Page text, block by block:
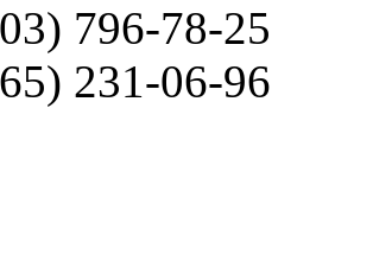
796-78-25
231-06-96